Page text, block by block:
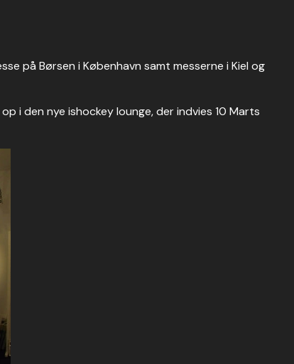
på Børsen i København samt messerne i Kiel og
i den nye ishockey lounge, der indvies 10 Marts